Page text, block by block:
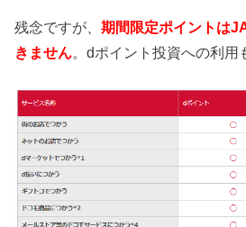
残念ですが、期間限定ポイントは
きません。dポイント投資への利用